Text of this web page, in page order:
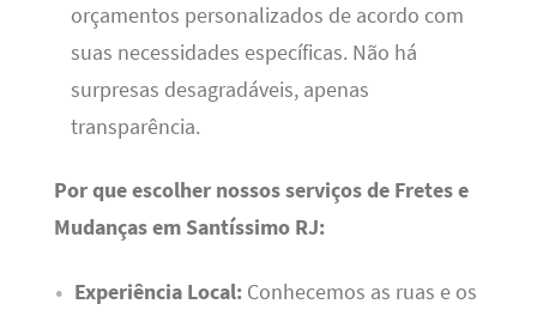
orçamentos personalizados de acordo com
suas necessidades específicas. Não há
surpresas desagradáveis, apenas
transparência.
Por que escolher nossos serviços de Fretes e
Mudanças em Santíssimo RJ:
Experiência Local:Conhecemos as ruas e os